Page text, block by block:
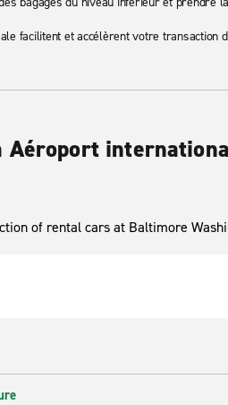
facilitent et accélèrent votre transaction
Aéroport
of rental cars at Baltimore